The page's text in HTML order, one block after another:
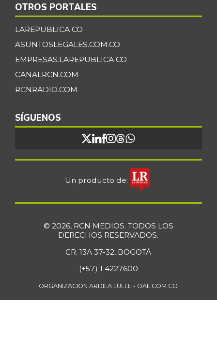
OTROS PORTALES
LAREPUBLICA.CO
ASUNTOSLEGALES.COM.CO
EMPRESAS.LAREPUBLICA.CO
CANALRCN.COM
RCNRADIO.COM
SÍGUENOS
Un producto de:
© 2026, RCN MEDIOS. TODOS LOS
DERECHOS RESERVADOS.
CR. 13A 37-32, BOGOTÁ
(+57) 1 4227600
ORGANIZACIÓN ARDILA LÜLLE - OAL.COM.CO